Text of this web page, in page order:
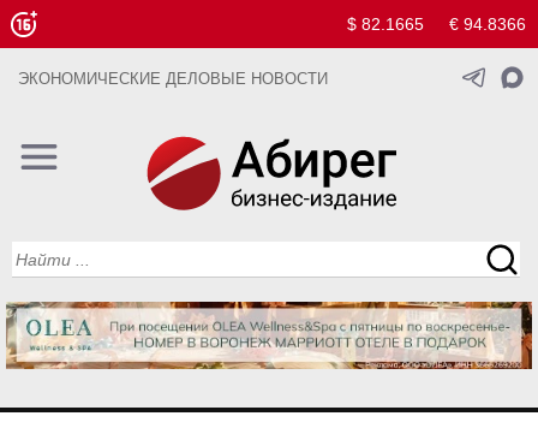
$ 82.1665 € 94.8366
ЭКОНОМИЧЕСКИЕ ДЕЛОВЫЕ НОВОСТИ